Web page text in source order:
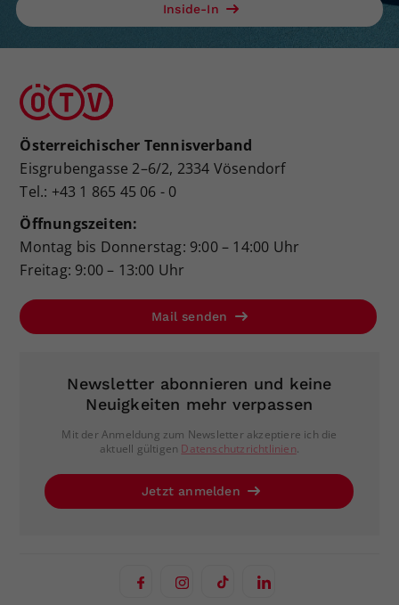
Inside-In
Österreichischer Tennisverband
Eisgrubengasse 2–6/2, 2334 Vösendorf
Tel.: +43 1 865 45 06 - 0
Öffnungszeiten:
Montag bis Donnerstag: 9:00 – 14:00 Uhr
Freitag: 9:00 – 13:00 Uhr
Mail senden
Newsletter abonnieren und keine
Neuigkeiten mehr verpassen
Mit der Anmeldung zum Newsletter akzeptiere ich die
aktuell gültigen Datenschutzrichtlinien.
Jetzt anmelden